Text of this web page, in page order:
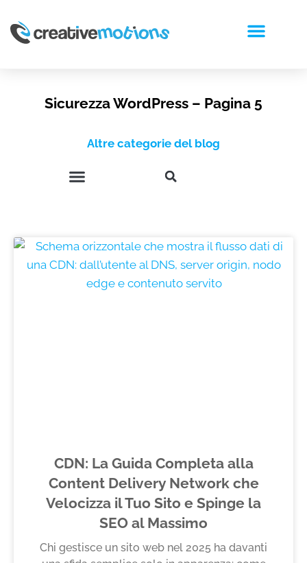
Sicurezza WordPress – Pagina 5
Altre categorie del blog
CDN: La Guida Completa alla
Content Delivery Network che
Velocizza il Tuo Sito e Spinge la
SEO al Massimo
Chi gestisce un sito web nel 2025 ha davanti